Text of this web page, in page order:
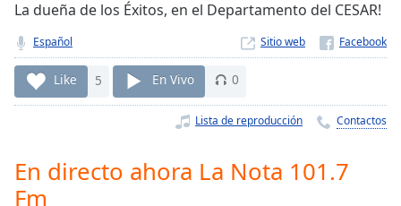
Loaded:
0.00%
Stream
TypeLIVE
Seek to
live,
Remaining
Time -
La dueña de los Éxitos, en el Departamento del CESAR!
Español Sitio web
Like 5 En Vivo 0
Lista de reproducción Contactos
En directo ahora La Nota 101.7
Fm